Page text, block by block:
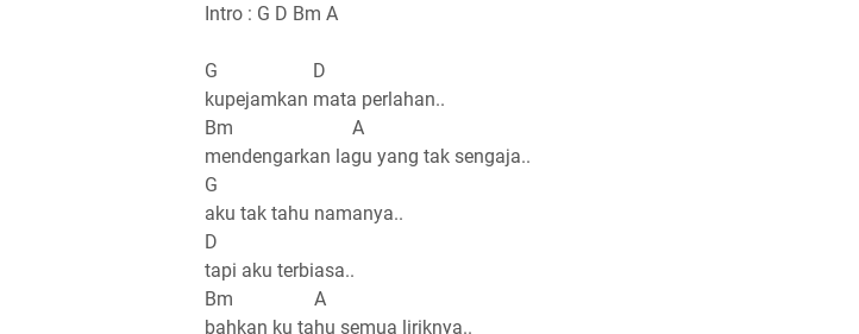
Intro : G D Bm A
G D
kupejamkan mata perlahan..
Bm A
mendengarkan lagu yang tak sengaja..
G
aku tak tahu namanya..
D
tapi aku terbiasa..
Bm A
bahkan ku tahu semua liriknya..